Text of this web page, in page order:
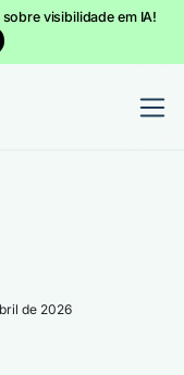
visibilidade em IA!
de 2026